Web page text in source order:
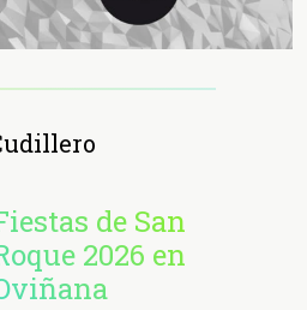
de San
2026 en